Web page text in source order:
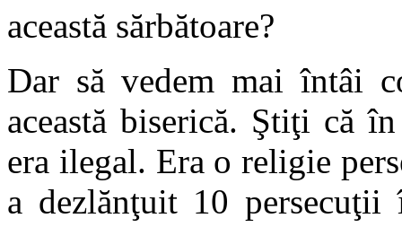
această sărbătoare?
Dar să vedem mai întâi
această biserică. Ştiţi că
era ilegal. Era o religie
a dezlănţuit 10